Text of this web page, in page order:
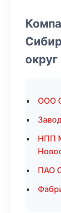
округ
ООО
НПП
ПАО